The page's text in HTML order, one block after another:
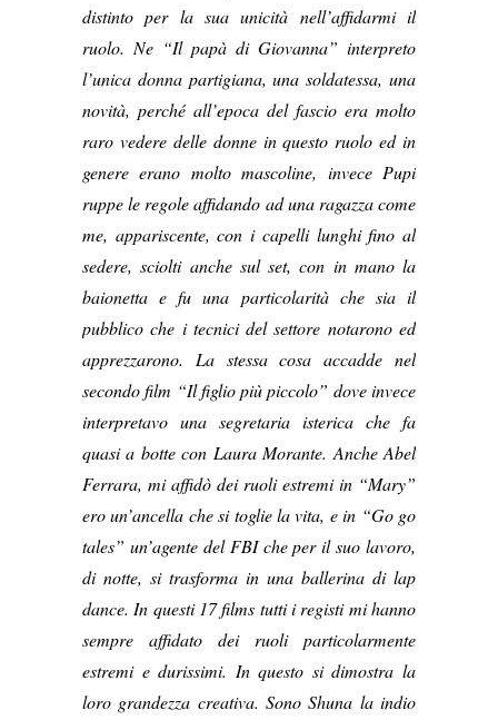
distinto per la sua unicità nell’affidarmi il
ruolo. Ne “Il papà di Giovanna” interpreto
l’unica donna partigiana, una soldatessa, una
novità, perché all’epoca del fascio era molto
raro vedere delle donne in questo ruolo ed in
genere erano molto mascoline, invece Pupi
ruppe le regole affidando ad una ragazza come
me, appariscente, con i capelli lunghi fino al
sedere, sciolti anche sul set, con in mano la
baionetta e fu una particolarità che sia il
pubblico che i tecnici del settore notarono ed
apprezzarono. La stessa cosa accadde nel
secondo film “Il figlio più piccolo” dove invece
interpretavo una segretaria isterica che fa
quasi a botte con Laura Morante. Anche Abel
Ferrara, mi affidò dei ruoli estremi in “Mary”
ero un’ancella che si toglie la vita, e in “Go go
tales” un’agente del FBI che per il suo lavoro,
di notte, si trasforma in una ballerina di lap
dance. In questi 17 films tutti i registi mi hanno
sempre affidato dei ruoli particolarmente
estremi e durissimi. In questo si dimostra la
loro grandezza creativa. Sono Shuna la indio